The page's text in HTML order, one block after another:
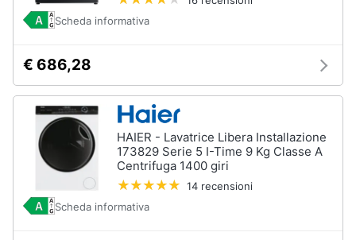
offerta
Scheda informativa
€ 686,28
HAIER - Lavatrice Libera Installazione
173829 Serie 5 I-Time 9 Kg Classe A
Centrifuga 1400 giri
14 recensioni
Scheda informativa